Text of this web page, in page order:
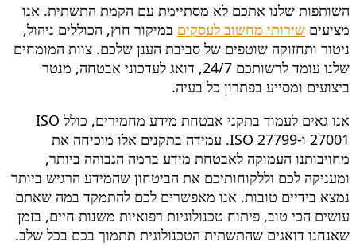
השותפות שלנו אתכם לא מסתיימת עם הקמת התשתית. אנו
מציעים שירותי מחשוב לעסקים במיקור חוץ, הכוללים ניהול,
ניטור ותחזוקה שוטפים של סביבת הענן שלכם. צוות המומחים
שלנו עומד לרשותכם 24/7, דואג לעדכוני אבטחה, מנטר
ביצועים ומסייע בפתרון כל בעיה.
אנו גאים לעמוד בתקני אבטחת מידע מחמירים, כולל ISO
27001 ו-ISO 27799. עמידה בתקנים אלו מוכיחה את
מחויבותנו העמוקה לאבטחת מידע ברמה הגבוהה ביותר,
ומעניקה לכם וללקוחותיכם את הביטחון שהמידע הרגיש ביותר
נמצא בידיים טובות. אנו מאפשרים לכם להתמקד במה שאתם
עושים הכי טוב, פיתוח טכנולוגיות רפואיות משנות חיים, בזמן
שאנחנו דואגים שהתשתית הטכנולוגית תתמוך בכם בכל שלב.